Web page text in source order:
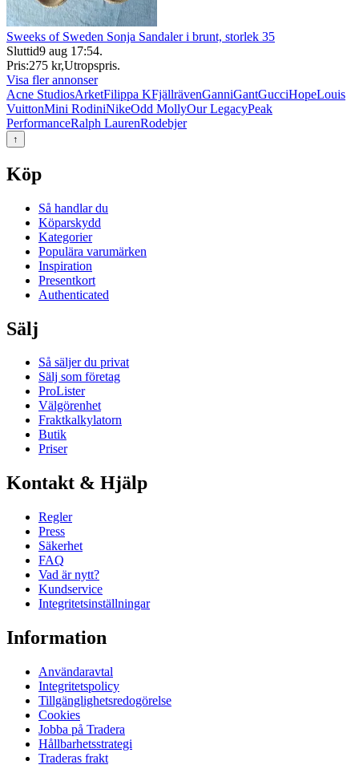
Sweeks of Sweden Sonja Sandaler i brunt, storlek 35
Sluttid9 aug 17:54.
Pris:275 kr,Utropspris.
Visa fler annonser
Acne StudiosArketFilippa KFjällrävenGanniGantGucciHopeLouis
VuittonMini RodiniNikeOdd MollyOur LegacyPeak
PerformanceRalph LaurenRodebjer
↑
Köp
Så handlar du
Köparskydd
Kategorier
Populära varumärken
Inspiration
Presentkort
Authenticated
Sälj
Så säljer du privat
Sälj som företag
ProLister
Välgörenhet
Fraktkalkylatorn
Butik
Priser
Kontakt & Hjälp
Regler
Press
Säkerhet
FAQ
Vad är nytt?
Kundservice
Integritetsinställningar
Information
Användaravtal
Integritetspolicy
Tillgänglighetsredogörelse
Cookies
Jobba på Tradera
Hållbarhetsstrategi
Traderas frakt